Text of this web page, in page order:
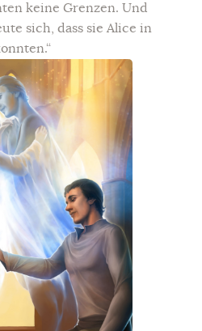
keine Grenzen. Und
sich, dass sie Alice in